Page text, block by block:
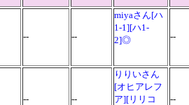
-- --
miyaさん[ハ
1-1][ハ1-
2]◎
--
-- --
りりいさん
[オヒアレフ
ア][リリコ
--